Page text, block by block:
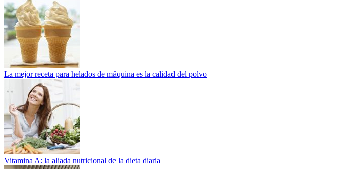
La mejor receta para helados de máquina es la calidad del polvo
Vitamina A: la aliada nutricional de la dieta diaria